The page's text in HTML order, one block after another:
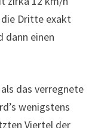
Tief. Ein paar
in den
in Bremen
später im
uns später die
in